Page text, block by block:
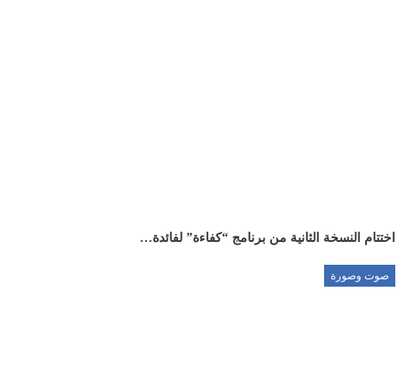
اختتام النسخة الثانية من برنامج “كفاءة” لفائدة…
صوت وصورة